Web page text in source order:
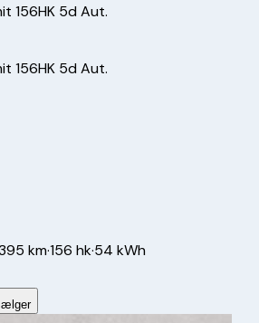
156HK 5d Aut.
156HK 5d Aut.
km·156 hk·54 kWh